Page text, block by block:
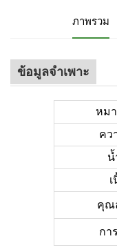
ภาพรวม
ข้อมูลจำเพาะ
หม
คว
น้
คุณ
กา